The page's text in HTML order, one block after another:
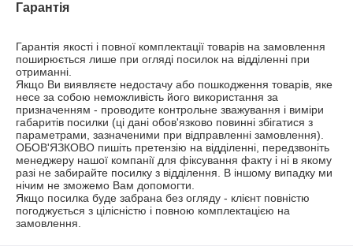
Гарантія
Гарантія якості і повної комплектації товарів на замовлення
поширюється лише при огляді посилок на відділенні при
отриманні.
Якщо Ви виявляєте недостачу або пошкодження товарів, яке
несе за собою неможливість його використання за
призначенням - проводите контрольне зважування і виміри
габаритів посилки (ці дані обов'язково повинні збігатися з
параметрами, зазначеними при відправленні замовлення).
ОБОВ'ЯЗКОВО пишіть претензію на відділенні, передзвоніть
менеджеру нашої компанії для фіксування факту і ні в якому
разі не забирайте посилку з відділення. В іншому випадку ми
нічим не зможемо Вам допомогти.
Якщо посилка буде забрана без огляду - клієнт повністю
погоджується з цілісністю і повною комплектацією на